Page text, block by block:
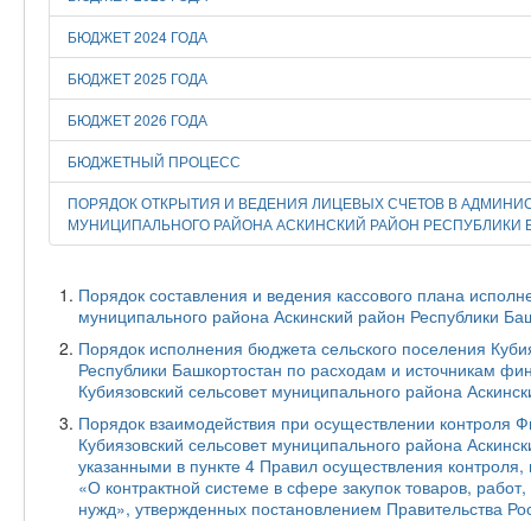
БЮДЖЕТ 2024 ГОДА
БЮДЖЕТ 2025 ГОДА
БЮДЖЕТ 2026 ГОДА
БЮДЖЕТНЫЙ ПРОЦЕСС
ПОРЯДОК ОТКРЫТИЯ И ВЕДЕНИЯ ЛИЦЕВЫХ СЧЕТОВ В
МУНИЦИПАЛЬНОГО РАЙОНА АСКИНСКИЙ РАЙОН РЕСПУБЛИКИ
Порядок составления и ведения кассового плана
муниципального района Аскинский район Республики
Порядок исполнения бюджета сельского поселения
Республики Башкортостан по расходам и источникам
Кубиязовский сельсовет муниципального района
Порядок взаимодействия при осуществлении контроля
Кубиязовский сельсовет муниципального района
указанными в пункте 4 Правил осуществления
«О контрактной системе в сфере закупок товаров,
нужд», утвержденных постановлением Правительства